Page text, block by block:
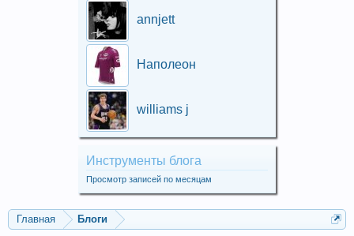
annjett
Наполеон
williams j
Инструменты блога
Просмотр записей по месяцам
Главная Блоги